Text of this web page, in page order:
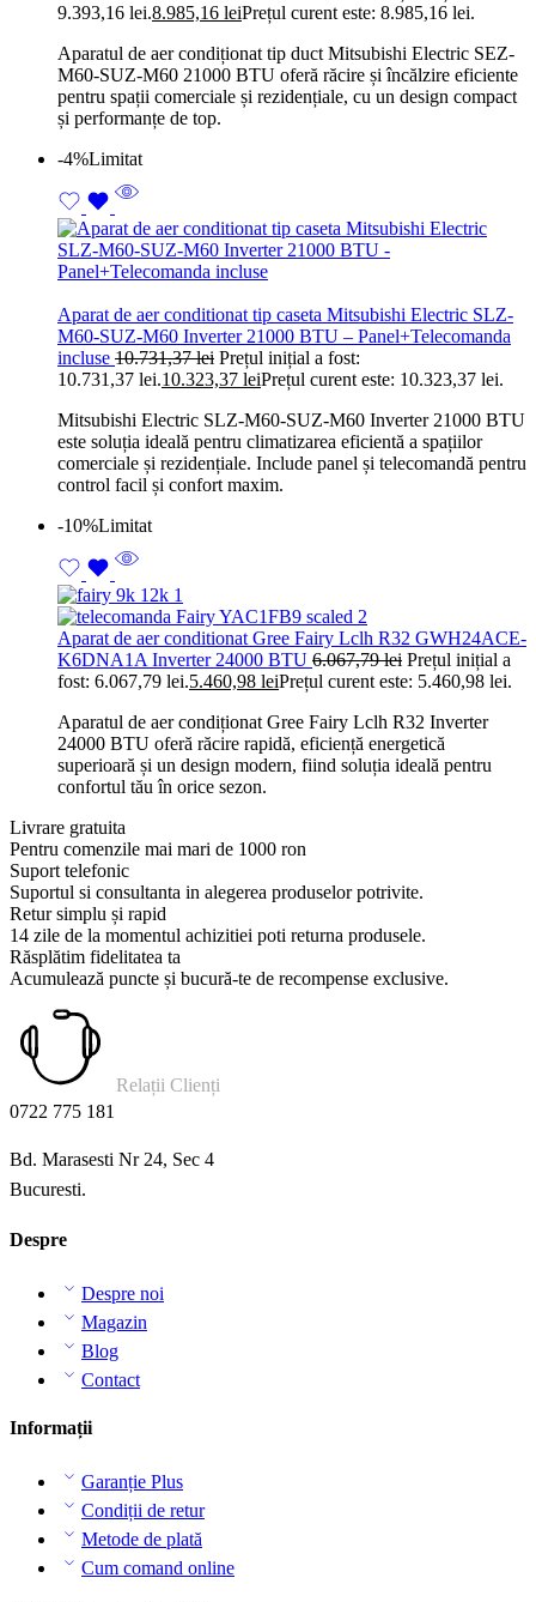
9.393,16 lei.8.985,16 leiPrețul curent este: 8.985,16 lei.
Aparatul de aer condiționat tip duct Mitsubishi Electric SEZ-
M60-SUZ-M60 21000 BTU oferă răcire și încălzire eficiente
pentru spații comerciale și rezidențiale, cu un design compact
și performanțe de top.
-4%Limitat
Aparat de aer conditionat tip caseta Mitsubishi Electric SLZ-
M60-SUZ-M60 Inverter 21000 BTU – Panel+Telecomanda
incluse 10.731,37lei Prețul inițial a fost:
10.731,37 lei.10.323,37 leiPrețul curent este: 10.323,37 lei.
Mitsubishi Electric SLZ-M60-SUZ-M60 Inverter 21000 BTU
este soluția ideală pentru climatizarea eficientă a spațiilor
comerciale și rezidențiale. Include panel și telecomandă pentru
control facil și confort maxim.
-10%Limitat
Aparat de aer conditionat Gree Fairy Lclh R32 GWH24ACE-
K6DNA1A Inverter 24000 BTU 6.067,79lei Prețul inițial a
fost: 6.067,79 lei.5.460,98 leiPrețul curent este: 5.460,98 lei.
Aparatul de aer condiționat Gree Fairy Lclh R32 Inverter
24000 BTU oferă răcire rapidă, eficiență energetică
superioară și un design modern, fiind soluția ideală pentru
confortul tău în orice sezon.
Livrare gratuita
Pentru comenzile mai mari de 1000 ron
Suport telefonic
Suportul si consultanta in alegerea produselor potrivite.
Retur simplu și rapid
14 zile de la momentul achizitiei poti returna produsele.
Răsplătim fidelitatea ta
Acumulează puncte și bucură-te de recompense exclusive.
Relații Clienți
0722 775 181
Bd. Marasesti Nr 24, Sec 4
Bucuresti.
Despre
Despre noi
Magazin
Blog
Contact
Informații
Garanție Plus
Condiții de retur
Metode de plată
Cum comand online